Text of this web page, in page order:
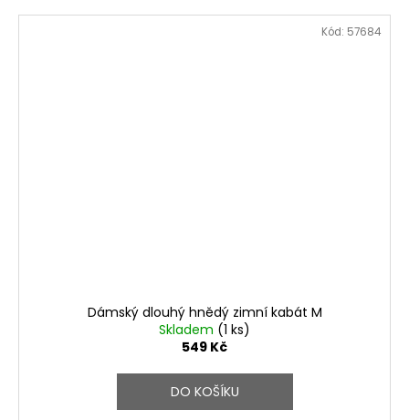
Dámský dlouhý hnědý zimní kabát M
Skladem (1 ks)
549 Kč
DO KOŠÍKU
Kód: 57684